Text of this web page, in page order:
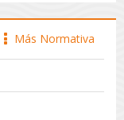
icono
Más Normativa